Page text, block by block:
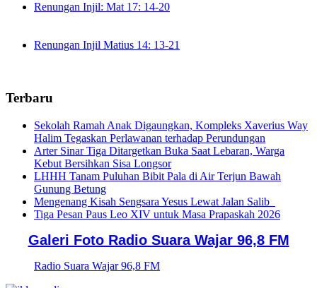
Renungan Injil: Mat 17: 14-20
Renungan Injil Matius 14: 13-21
Terbaru
Sekolah Ramah Anak Digaungkan, Kompleks Xaverius Way
Halim Tegaskan Perlawanan terhadap Perundungan
Arter Sinar Tiga Ditargetkan Buka Saat Lebaran, Warga
Kebut Bersihkan Sisa Longsor
LHHH Tanam Puluhan Bibit Pala di Air Terjun Bawah
Gunung Betung
Mengenang Kisah Sengsara Yesus Lewat Jalan Salib
Tiga Pesan Paus Leo XIV untuk Masa Prapaskah 2026
Galeri Foto Radio Suara Wajar 96,8 FM
Radio Suara Wajar 96,8 FM